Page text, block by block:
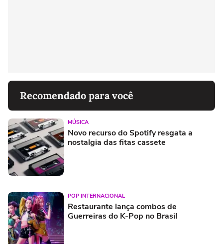
Recomendado para você
MÚSICA
Novo recurso do Spotify resgata a
nostalgia das fitas cassete
POP INTERNACIONAL
Restaurante lança combos de
Guerreiras do K-Pop no Brasil